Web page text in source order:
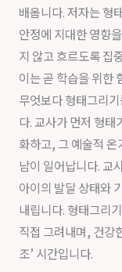
배웁니다. 저자는 형
안정에 지대한 영향
지 않고 흐르도록 집
이는 곧 학습을 위한
무엇보다 형태그리
다. 교사가 먼저 형태
화하고, 그 예술적
남이 일어납니다. 교
아이의 발달 상태와
내립니다. 형태그리
직접 그려내며, 건강
조’ 시간입니다.